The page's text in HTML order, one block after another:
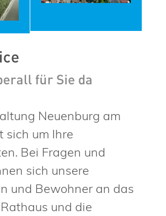
für Sie da
Neuenburg am
sich um Ihre
Bei Fragen und
sich unsere
und Bewohner an das
und die